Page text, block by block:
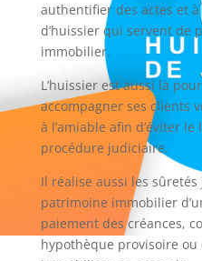
authentifier des actes et
d’huissier qui servent de
immobilier.
L’huissier est aussi là
accompagner ses clients
à l’amiable afin d’éviter le
procédure judiciaire.
Il réalise aussi les
patrimoine immobilier
paiement des créances,
hypothèque provisoire